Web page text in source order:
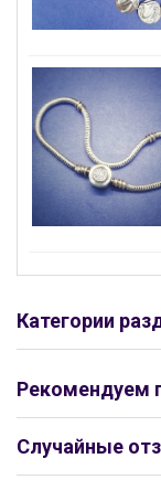
Категории
Рекомендуем
Случайные